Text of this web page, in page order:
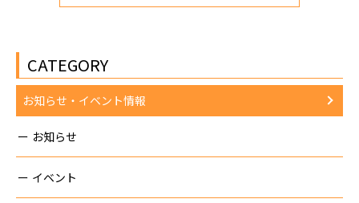
CATEGORY
お知らせ・イベント情報
お知らせ
イベント